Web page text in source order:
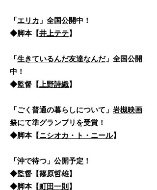
「エリカ 」全国公開中！
​◆脚本【井上テテ】
「生きているんだ友達なんだ」全国公開
中！
​◆監督【上野詩織】
「ごく普通の暮らしについて」 岩槻映画
祭にて準グランプリを受賞！
◆脚本【ニシオカ・ト・ニール】
「沖で待つ」公開予定！
◆監督【篠原哲雄】
​◆脚本【町田一則 】​